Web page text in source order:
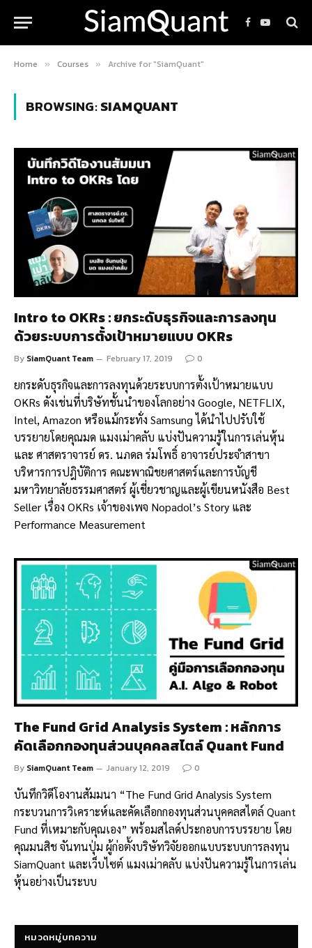
Facebook
YouTube
Home » Courses » Archive for "SiamQuant"
BROWSING:SIAMQUANT
Intro to OKRs : ยกระดับธุรกิจและการลงทุน
ด้วยระบบการตั้งเป้าหมายแบบ OKRs
By SiamQuant Team February 17, 2019 0
ยกระดับธุรกิจและการลงทุนด้วยระบบการตั้งเป้าหมายแบบ
OKRs ดังเช่นที่บริษัทชั้นนำของโลกอย่าง Google, NETFLIX,
Intel, Amazon หรือแม้กระทั่ง Samsung ได้นำไปปรับใช้
บรรยายโดยคุณมด แมงเม่าคลับ แบ่งปันความรู้ในการเล่นหุ้น
และ ศาสตราจารย์ ดร. นภดล ร่มโพธิ์ อาจารย์ประจำสาขา
บริหารการปฎิบัติการ คณะพาณิชยศาสตร์และการบัญชี
มหาวิทยาลัยธรรมศาสตร์ ผู้เชี่ยวชาญและผู้เขียนหนังสือ Best
Seller เรื่อง OKRs เจ้าของเพจ Nopadol’s Story และ
Performance Measurement
The Fund Grid Analysis System : หลักการ
คัดเลือกกองทุนส่วนบุคคลสไตล์ Quant Fund
By SiamQuant Team January 12, 2019 0
บันทึกวิดีโองานสัมมนา “The Fund Grid Analysis System
กระบวนการวิเคราะห์และคัดเลือกกองทุนส่วนบุคคลสไตล์ Quant
Fund ที่เหมาะกับคุณเอง” พร้อมสไลด์ประกอบการบรรยาย โดย
คุณมนสิช จันทนปุ่ม ผู้ก่อตั้งบริษัทวิจัยออกแบบระบบการลงทุน
SiamQuant และเว็บไซต์ แมงเม่าคลับ แบ่งปันความรู้ในการเล่น
หุ้นอย่างเป็นระบบ
หมวดหมู่บทความ